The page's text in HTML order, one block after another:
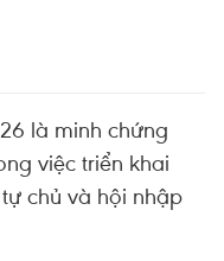
là minh chứng
việc triển khai
chủ và hội nhập